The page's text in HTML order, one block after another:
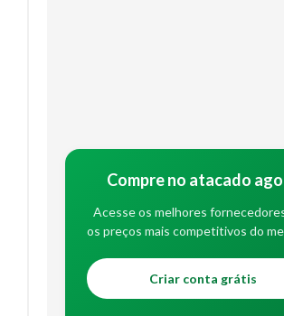
Compre no atacado
Acesse os melhores
os preços mais competitivos do
Criar conta grátis